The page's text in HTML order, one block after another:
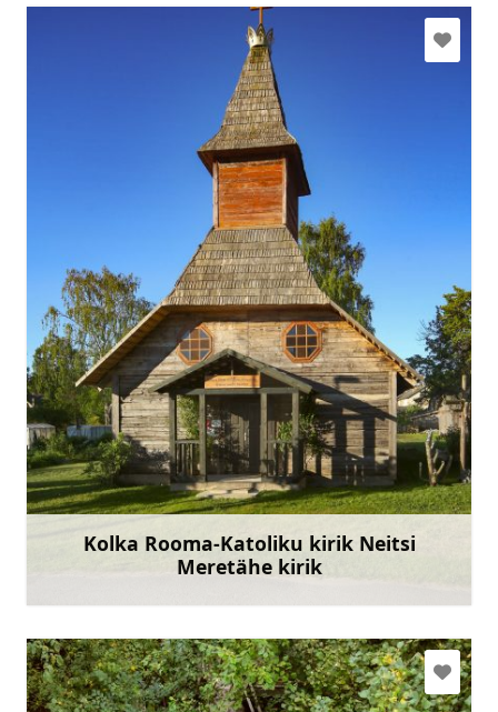
Kolka Rooma-Katoliku kirik Neitsi
Meretähe kirik
kolkas.kbaznica@gmail.com
+371 29793759